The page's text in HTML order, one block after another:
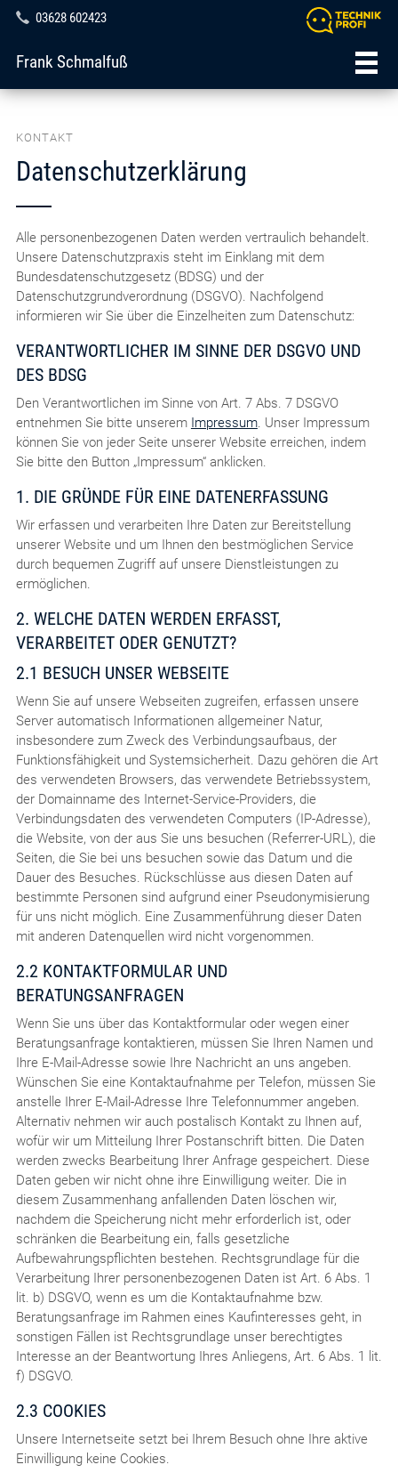
03628 602423
Frank Schmalfuß
KONTAKT
Datenschutzerklärung
Alle personenbezogenen Daten werden vertraulich behandelt.
Unsere Datenschutzpraxis steht im Einklang mit dem
Bundesdatenschutzgesetz (BDSG) und der
Datenschutzgrundverordnung (DSGVO). Nachfolgend
informieren wir Sie über die Einzelheiten zum Datenschutz:
VERANTWORTLICHER IM SINNE DER DSGVO UND
DES BDSG
Den Verantwortlichen im Sinne von Art. 7 Abs. 7 DSGVO
entnehmen Sie bitte unserem Impressum. Unser Impressum
können Sie von jeder Seite unserer Website erreichen, indem
Sie bitte den Button „Impressum“ anklicken.
1. DIE GRÜNDE FÜR EINE DATENERFASSUNG
Wir erfassen und verarbeiten Ihre Daten zur Bereitstellung
unserer Website und um Ihnen den bestmöglichen Service
durch bequemen Zugriff auf unsere Dienstleistungen zu
ermöglichen.
2. WELCHE DATEN WERDEN ERFASST,
VERARBEITET ODER GENUTZT?
2.1 BESUCH UNSER WEBSEITE
Wenn Sie auf unsere Webseiten zugreifen, erfassen unsere
Server automatisch Informationen allgemeiner Natur,
insbesondere zum Zweck des Verbindungsaufbaus, der
Funktionsfähigkeit und Systemsicherheit. Dazu gehören die Art
des verwendeten Browsers, das verwendete Betriebssystem,
der Domainname des Internet-Service-Providers, die
Verbindungsdaten des verwendeten Computers (IP-Adresse),
die Website, von der aus Sie uns besuchen (Referrer-URL), die
Seiten, die Sie bei uns besuchen sowie das Datum und die
Dauer des Besuches. Rückschlüsse aus diesen Daten auf
bestimmte Personen sind aufgrund einer Pseudonymisierung
für uns nicht möglich. Eine Zusammenführung dieser Daten
mit anderen Datenquellen wird nicht vorgenommen.
2.2 KONTAKTFORMULAR UND
BERATUNGSANFRAGEN
Wenn Sie uns über das Kontaktformular oder wegen einer
Beratungsanfrage kontaktieren, müssen Sie Ihren Namen und
Ihre E-Mail-Adresse sowie Ihre Nachricht an uns angeben.
Wünschen Sie eine Kontaktaufnahme per Telefon, müssen Sie
anstelle Ihrer E-Mail-Adresse Ihre Telefonnummer angeben.
Alternativ nehmen wir auch postalisch Kontakt zu Ihnen auf,
wofür wir um Mitteilung Ihrer Postanschrift bitten. Die Daten
werden zwecks Bearbeitung Ihrer Anfrage gespeichert. Diese
Daten geben wir nicht ohne ihre Einwilligung weiter. Die in
diesem Zusammenhang anfallenden Daten löschen wir,
nachdem die Speicherung nicht mehr erforderlich ist, oder
schränken die Bearbeitung ein, falls gesetzliche
Aufbewahrungspflichten bestehen. Rechtsgrundlage für die
Verarbeitung Ihrer personenbezogenen Daten ist Art. 6 Abs. 1
lit. b) DSGVO, wenn es um die Kontaktaufnahme bzw.
Beratungsanfrage im Rahmen eines Kaufinteresses geht, in
sonstigen Fällen ist Rechtsgrundlage unser berechtigtes
Interesse an der Beantwortung Ihres Anliegens, Art. 6 Abs. 1 lit.
f) DSGVO.
2.3 COOKIES
Unsere Internetseite setzt bei Ihrem Besuch ohne Ihre aktive
Einwilligung keine Cookies.